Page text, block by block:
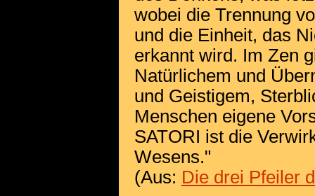
wobei die Trennung
und die Einheit, das
erkannt wird. Im Zen
Natürlichem und
und Geistigem,
Menschen eigene
SATORI ist die
Wesens."
(Aus: Die drei Pfeiler